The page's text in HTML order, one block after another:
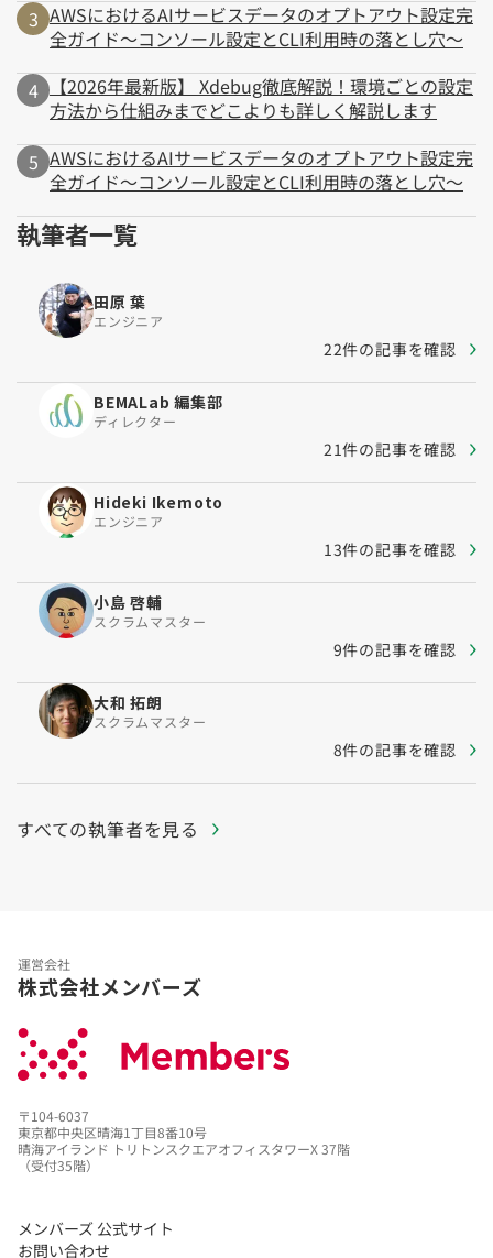
AWSにおけるAIサービスデータのオプトアウト設定完
全ガイド～コンソール設定とCLI利用時の落とし穴～
【2026年最新版】 Xdebug徹底解説！環境ごとの設定
方法から仕組みまでどこよりも詳しく解説します
AWSにおけるAIサービスデータのオプトアウト設定完
全ガイド～コンソール設定とCLI利用時の落とし穴～
執筆者一覧
田原 葉
エンジニア
22件の記事を確認
BEMALab 編集部
ディレクター
21件の記事を確認
Hideki Ikemoto
エンジニア
13件の記事を確認
小島 啓輔
スクラムマスター
9件の記事を確認
大和 拓朗
スクラムマスター
8件の記事を確認
すべての執筆者を見る
運営会社
株式会社メンバーズ
〒104-6037
東京都中央区晴海1丁目8番10号
晴海アイランド トリトンスクエアオフィスタワーX 37階
（受付35階）
メンバーズ 公式サイト
お問い合わせ